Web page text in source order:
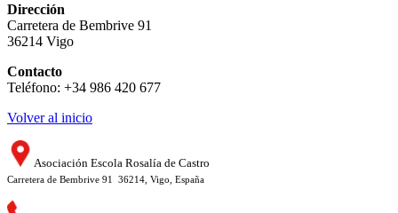
Dirección
Carretera de Bembrive 91
36214 Vigo
Contacto
Teléfono: +34 986 420 677
Volver al inicio
Asociación Escola Rosalía de Castro
Carretera de Bembrive 91 36214, Vigo, España